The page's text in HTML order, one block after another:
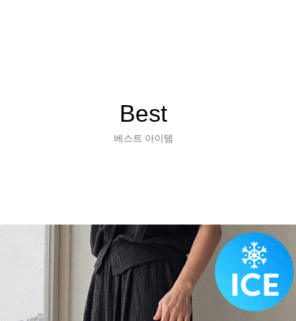
Best
베스트 아이템